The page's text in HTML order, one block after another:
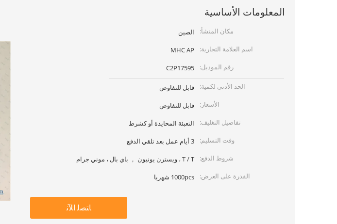
المعلومات الأساسية
مكان المنشأ:
الصين
اسم العلامة التجارية:
MHC AP
رقم الموديل:
C2P17595
الحد الأدنى لكمية:
قابل للتفاوض
الأسعار:
قابل للتفاوض
تفاصيل التغليف:
التعبئة المحايدة أو كشرط
وقت التسليم:
3 أيام عمل بعد تلقي الدفع
شروط الدفع:
T / T ، ويسترن يونيون ， باي بال ، موني جرام
القدرة على العرض:
1000pcs شهريا
ﺎﺘﺼﻟ ﺍﻶﻧ